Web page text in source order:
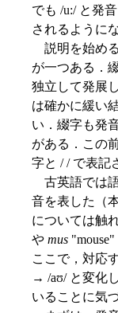
でも /u:/ と発
されるように
説明を始め
が一つある．
独立して発展
は確かに緩い
い．綴字も発
がある．この
字と / / で表記
古英語では
音を表した（
については触
や mus
ここで，対応
→ /aʊ/ と変化
いることに気